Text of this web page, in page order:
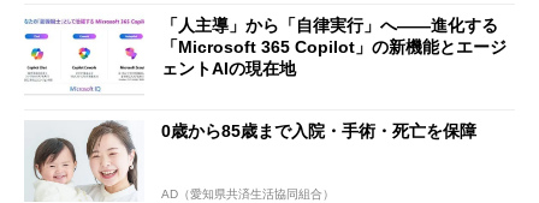
「人主導」から「自律実行」へ――進化する
「Microsoft 365 Copilot」の新機能とエージ
ェントAIの現在地
0歳から85歳まで入院・手術・死亡を保障
AD（愛知県共済生活協同組合）